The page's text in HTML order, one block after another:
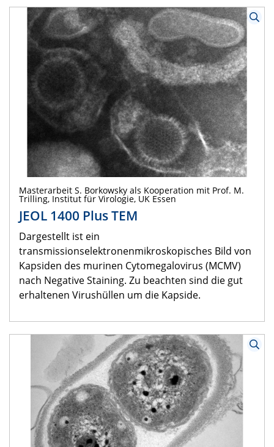
Masterarbeit S. Borkowsky als Kooperation mit Prof. M.
Trilling, Institut für Virologie, UK Essen
JEOL 1400 Plus TEM
Dargestellt ist ein
transmissionselektronenmikroskopisches Bild von
Kapsiden des murinen Cytomegalovirus (MCMV)
nach Negative Staining. Zu beachten sind die gut
erhaltenen Virushüllen um die Kapside.